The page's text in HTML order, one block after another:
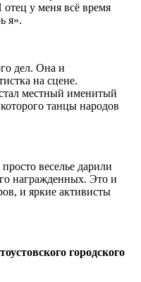
у меня всё время
я».
дел. Она и
на сцене.
местный именитый
танцы народов
веселье дарили
награжденных. Это и
и яркие активисты
городского